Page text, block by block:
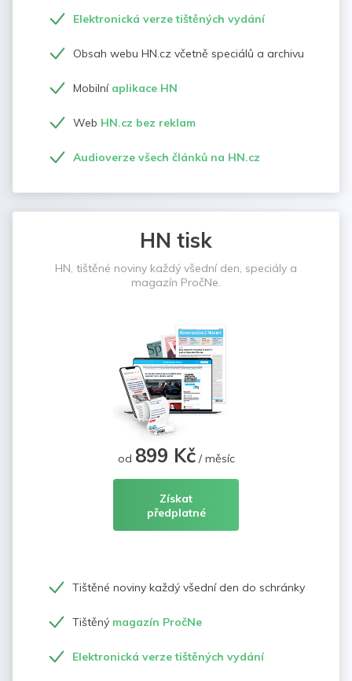
Elektronická verze tištěných vydání
Obsah webu HN.cz včetně speciálů a archivu
Mobilní aplikace HN
Web HN.cz bez reklam
Audioverze všech článků na HN.cz
HN tisk
HN, tištěné noviny každý všední den, speciály a
magazín PročNe.
od 899 Kč/ měsíc
Získat
předplatné
Tištěné noviny každý všední den do schránky
Tištěný magazín PročNe
Elektronická verze tištěných vydání